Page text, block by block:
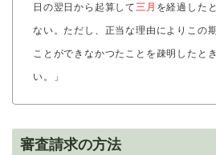
日の翌日から起算して 三月 を経過した
ない。ただし、正当な理由によりこの
ことができなかつたことを疎明したと
い。」
審査請求の方法